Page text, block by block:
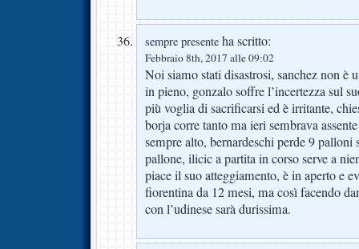
sempre presente ha scritto:
Febbraio 8th, 2017 alle 09:02
Noi siamo stati disastrosi, sanchez non è
in pieno, gonzalo soffre l’incertezza sul
più voglia di sacrificarsi ed è irritante,
borja corre tanto ma ieri sembrava
sempre alto, bernardeschi perde 9 palloni
pallone, ilicic a partita in corso serve a
piace il suo atteggiamento, è in aperto e
fiorentina da 12 mesi, ma così facendo
con l’udinese sarà durissima.